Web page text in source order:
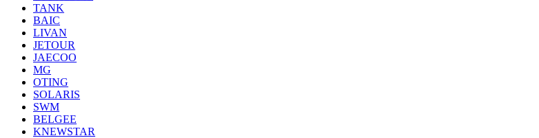
TANK
BAIC
LIVAN
JETOUR
JAECOO
MG
OTING
SOLARIS
SWM
BELGEE
KNEWSTAR